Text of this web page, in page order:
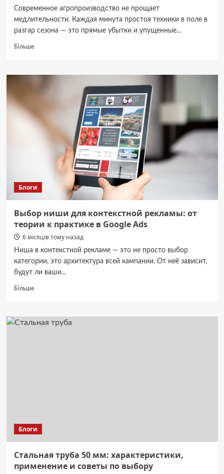
Современное агропроизводство не прощает
медлительности. Каждая минута простоя техники в поле в
разгар сезона — это прямые убытки и упущенные...
БільшеДокладніше
резервуары:
для
Блоги
Выбор ниши для контекстной рекламы: от
теории к практике в Google Ads
6 місяців тому назад
Ниша в контекстной рекламе — это не просто выбор
категории, это архитектура всей кампании. От неё зависит,
будут ли ваши...
БільшеДокладніше
ниши
для
Блоги
Стальная труба 50 мм: характеристики,
применение и советы по выбору